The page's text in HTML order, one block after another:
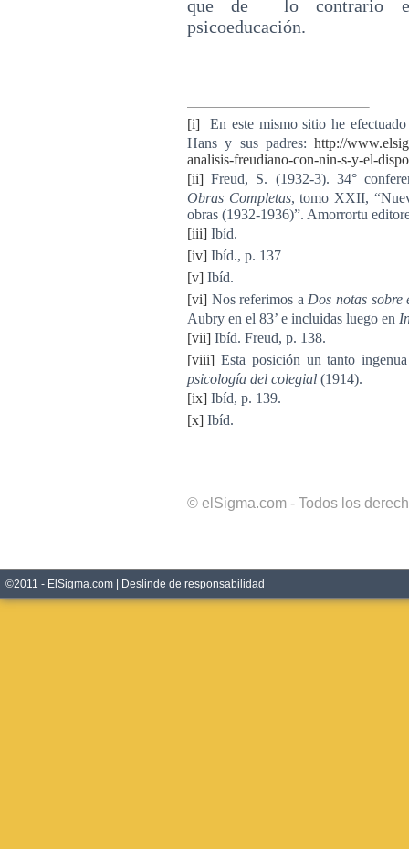
que de lo contrario
psicoeducación.
[i] En este mismo sitio he
Hans y sus padres: http://
analisis-freudiano-con-nin-s-y-el-
[ii] Freud, S. (1932-3). 34°
Obras Completas, tomo XXII,
obras (1932-1936)”. Amorrortu
[iii] Ibíd.
[iv] Ibíd., p. 137
[v] Ibíd.
[vi] Nos referimos a Dos notas sobre
Aubry en el 83’ e incluidas luego en
[vii] Ibíd. Freud, p. 138.
[viii] Esta posición un tanto
psicología del colegial (1914).
[ix] Ibíd, p. 139.
[x] Ibíd.
© elSigma.com - Todos los
©2011 - ElSigma.com | Deslinde de responsabilidad